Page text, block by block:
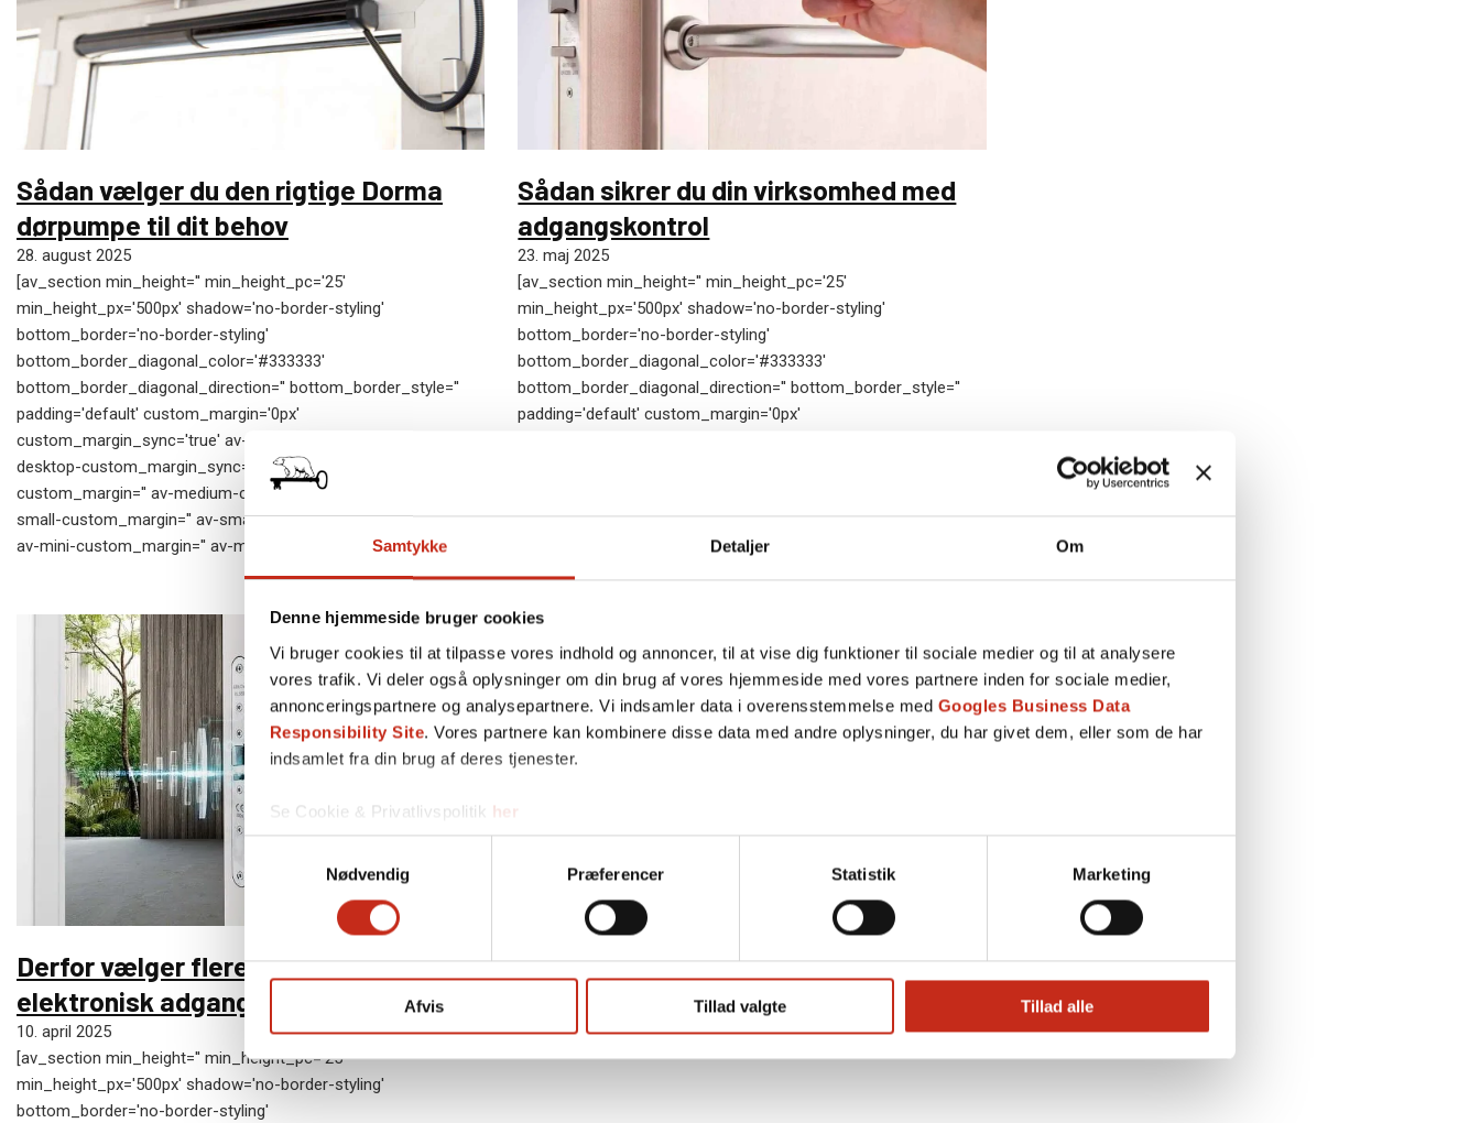
Samtykke Detaljer Om
Denne hjemmeside bruger cookies
Vi bruger cookies til at tilpasse vores indhold og annoncer, til at vise dig funktioner til sociale medier og til at analysere
vores trafik. Vi deler også oplysninger om din brug af vores hjemmeside med vores partnere inden for sociale medier,
annonceringspartnere og analysepartnere. Vi indsamler data i overensstemmelse med Googles Business Data
Responsibility Site. Vores partnere kan kombinere disse data med andre oplysninger, du har givet dem, eller som de har
indsamlet fra din brug af deres tjenester.
Se Cookie & Privatlivspolitik her
Nødvendig
Præferencer Statistik Marketing
Afvis Tillad valgte Tillad alle
Sådan vælger du den rigtige Dorma
dørpumpe til dit behov
28. august 2025
[av_section min_height='' min_height_pc='25'
min_height_px='500px' shadow='no-border-styling'
bottom_border='no-border-styling'
bottom_border_diagonal_color='#333333'
bottom_border_diagonal_direction='' bottom_border_style=''
padding='default' custom_margin='0px'
custom_margin_sync='true' av-desktop-custom_margin='' av-
desktop-custom_margin_sync='true' av-medium-
custom_margin='' av-medium-custom_margin_sync='true' av-
small-custom_margin='' av-small-custom_margin_sync='true'
av-mini-custom_margin='' av-mini-custom_margin_sync='true'…
Sådan sikrer du din virksomhed med
adgangskontrol
23. maj 2025
[av_section min_height='' min_height_pc='25'
min_height_px='500px' shadow='no-border-styling'
bottom_border='no-border-styling'
bottom_border_diagonal_color='#333333'
bottom_border_diagonal_direction='' bottom_border_style=''
padding='default' custom_margin='0px'
small-custom_margin='' av-small-custom_margin_sync='true'
av-mini-custom_margin='' av-mini-custom_margin_sync='true'…
Derfor vælger flere virksomheder
elektronisk adgangskontrol
10. april 2025
[av_section min_height='' min_height_pc='25'
min_height_px='500px' shadow='no-border-styling'
bottom_border='no-border-styling'